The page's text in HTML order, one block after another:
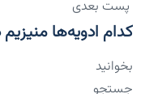
پست بعدی
کدام ادویه‌ها
بخوانید
جستجو